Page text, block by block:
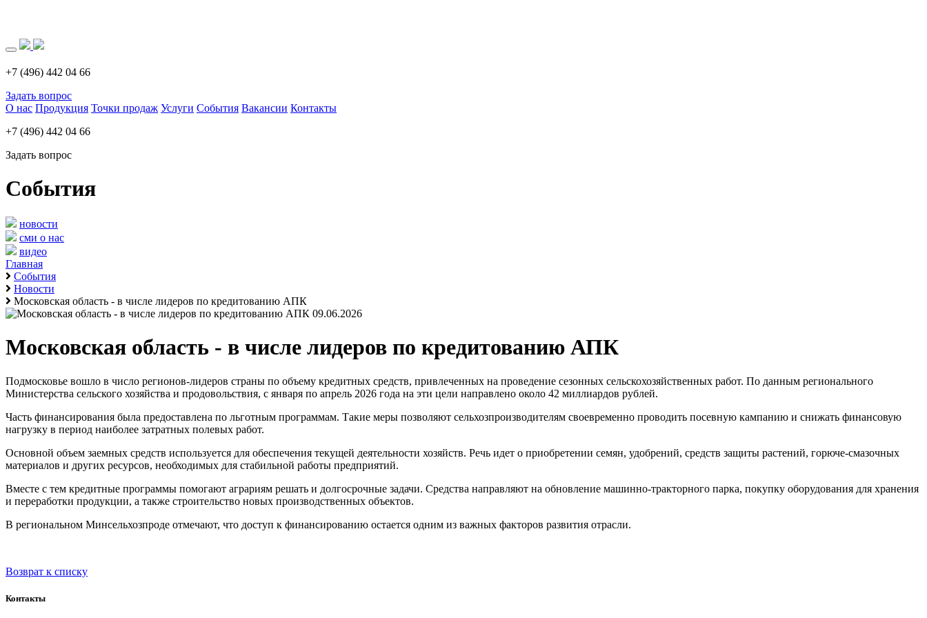
+7 (496) 442 04 66
Задать вопрос
О нас Продукция Точки продаж Услуги События Вакансии Контакты
+7 (496) 442 04 66
Задать вопрос
События
новости
сми о нас
видео
Главная
События
Новости
Московская область - в числе лидеров по кредитованию АПК
09.06.2026
Московская область - в числе лидеров по кредитованию АПК
Подмосковье вошло в число регионов-лидеров страны по объему кредитных средств, привлеченных на проведение сезонных сельскохозяйственных работ. По данным регионального
Министерства сельского хозяйства и продовольствия, с января по апрель 2026 года на эти цели направлено около 42 миллиардов рублей.
Часть финансирования была предоставлена по льготным программам. Такие меры позволяют сельхозпроизводителям своевременно проводить посевную кампанию и снижать финансовую
нагрузку в период наиболее затратных полевых работ.
Основной объем заемных средств используется для обеспечения текущей деятельности хозяйств. Речь идет о приобретении семян, удобрений, средств защиты растений, горюче-смазочных
материалов и других ресурсов, необходимых для стабильной работы предприятий.
Вместе с тем кредитные программы помогают аграриям решать и долгосрочные задачи. Средства направляют на обновление машинно-тракторного парка, покупку оборудования для хранения
и переработки продукции, а также строительство новых производственных объектов.
В региональном Минсельхозпроде отмечают, что доступ к финансированию остается одним из важных факторов развития отрасли.
Возврат к списку
Контакты